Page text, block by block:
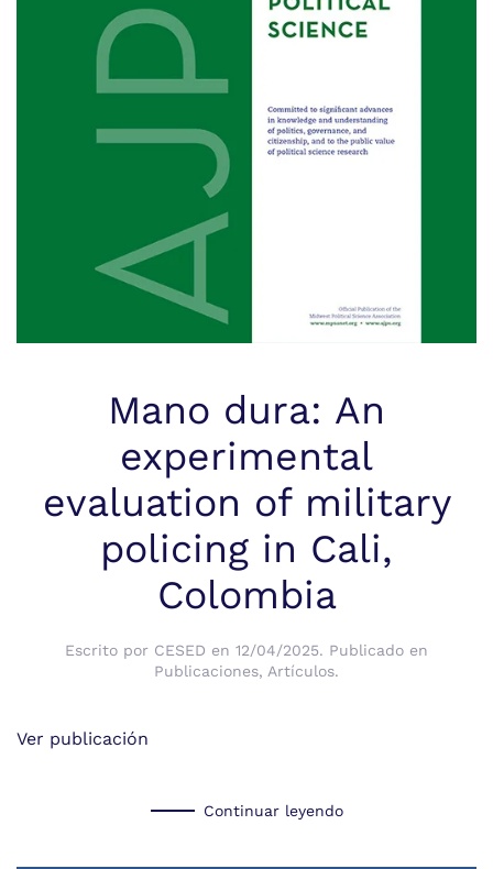
Mano dura: An
experimental
evaluation of military
policing in Cali,
Colombia
Escrito por CESED en 12/04/2025. Publicado en
Publicaciones, Artículos.
Ver publicación
Continuar leyendo